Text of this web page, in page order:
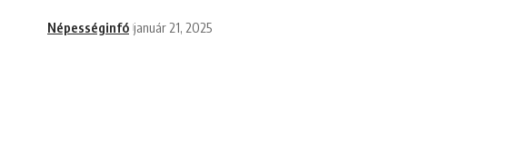
Népességinfó január 21, 2025